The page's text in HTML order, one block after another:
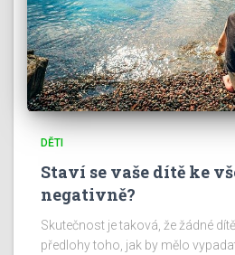
DĚTI
Staví se vaše dítě ke
negativně?
Skutečnost je taková, že žádné
předlohy toho, jak by mělo